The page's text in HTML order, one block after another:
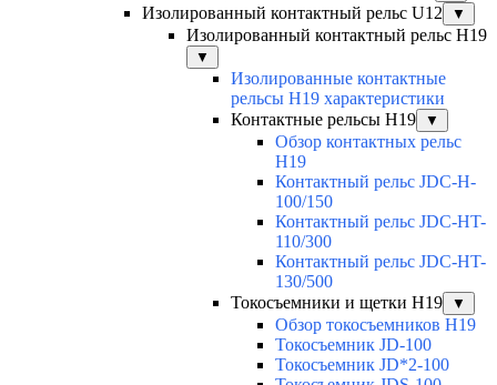
Изолированный контактный рельс U12 ▼
Изолированный контактный рельс Н19
▼
Изолированные контактные
рельсы Н19 характеристики
Контактные рельсы H19
▼
Обзор контактных рельс
H19
Контактный рельс JDC-H-
100/150
Контактный рельс JDC-HT-
110/300
Контактный рельс JDC-HT-
130/500
Токосъемники и щетки H19
▼
Обзор токосъемников H19
Токосъемник JD-100
Токосъемник JD*2-100